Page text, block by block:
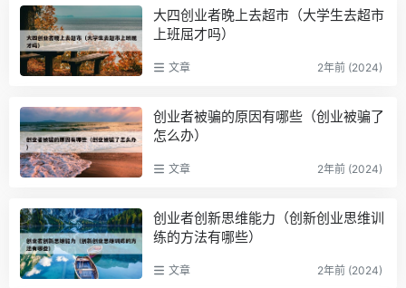
大四创业者晚上去超市（大学生去超市
上班屈才吗）
文章 2年前 (2024)
创业者被骗的原因有哪些（创业被骗了
怎么办）
文章 2年前 (2024)
创业者创新思维能力（创新创业思维训
练的方法有哪些）
文章 2年前 (2024)